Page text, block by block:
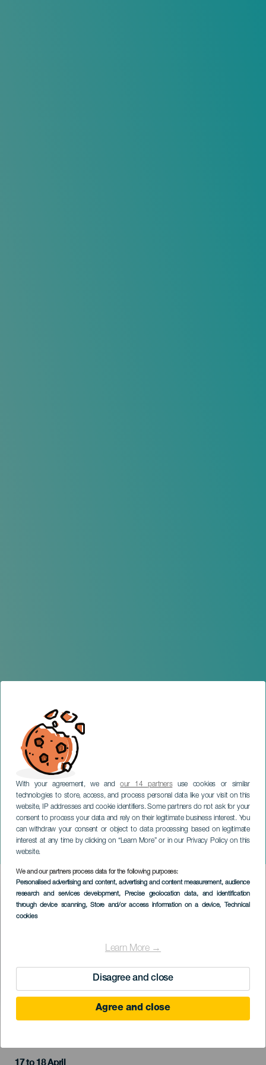
With your agreement, we andour 14 partnersuse cookies or similar
technologies to store, access, and process personal data like your visit on this
website, IP addresses and cookie identifiers. Some partners do not ask for your
consent to process your data and rely on their legitimate business interest. You
can withdraw your consent or object to data processing based on legitimate
interest at any time by clicking on “Learn More” or in our Privacy Policy on this
website.
We and our partners process data for the following purposes:
Personalised advertising and content, advertising and content measurement, audience
research and services development, Precise geolocation data, and identification
through device scanning, Store and/or access information on a device, Technical
cookies
Learn More →
Disagree and close
Agree and close
Финал фестиваля Сонора
ГРАН-КАНАРИЯ
Imagen
Listado
17 to 18 April